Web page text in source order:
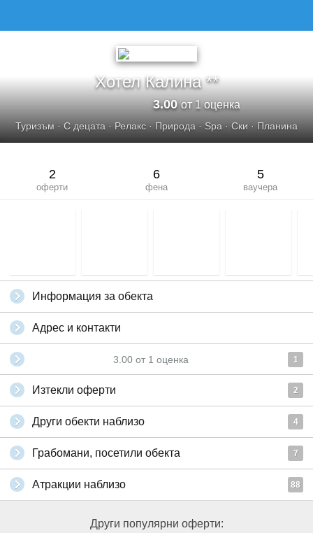
Хотел Калина **
3.00от 1 оценка
Туризъм · С децата · Релакс · Природа · Spa · Ски · Планина
2
оферти
6
фена
5
ваучера
Информация за обекта
Адрес и контакти
3.00 от 1 оценка 1
Изтекли оферти 2
Други обекти наблизо 4
Грабомани, посетили обекта 7
Атракции наблизо 88
Други популярни оферти: